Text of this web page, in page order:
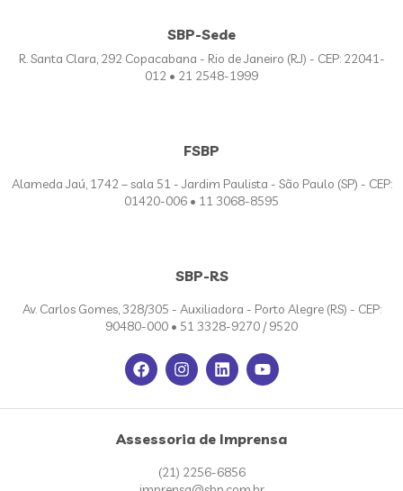
SBP-Sede
R. Santa Clara, 292 Copacabana - Rio de Janeiro (RJ) - CEP: 22041-
012 • 21 2548-1999
FSBP
Alameda Jaú, 1742 – sala 51 - Jardim Paulista - São Paulo (SP) - CEP:
01420-006 • 11 3068-8595
SBP-RS
Av. Carlos Gomes, 328/305 - Auxiliadora - Porto Alegre (RS) - CEP:
90480-000 • 51 3328-9270 / 9520
Assessoria de Imprensa
(21) 2256-6856